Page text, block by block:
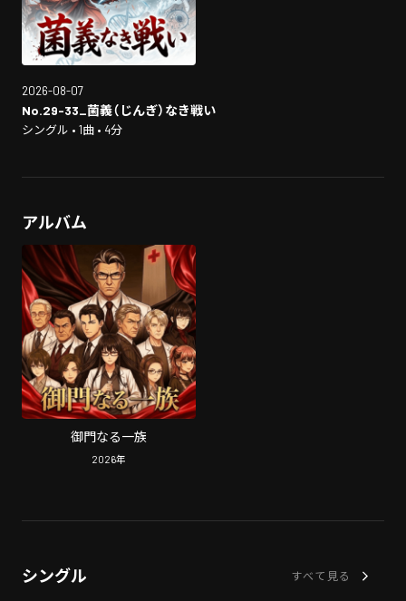
2026-08-07
No.29-33_菌義（じんぎ）なき戦い
シングル • 1曲 • 4分
アルバム
御門なる一族
2026年
シングル すべて見る